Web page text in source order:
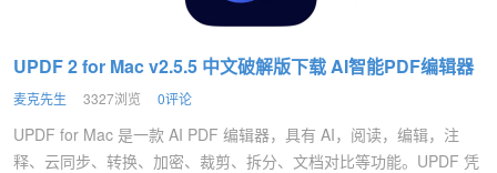
UPDF 2 for Mac v2.5.5 中文破解版下载 AI智能PDF编辑器
麦克先生 3327浏览 0评论
UPDF for Mac 是一款 AI PDF 编辑器，具有 AI，阅读，编辑，注
释、云同步、转换、加密、裁剪、拆分、文档对比等功能。UPDF 凭